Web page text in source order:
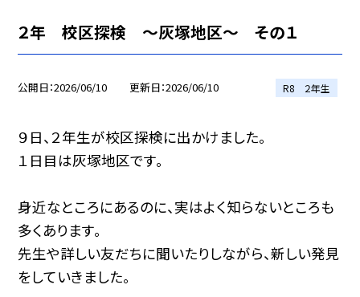
２年 校区探検 ～灰塚地区～ その１
公開日 2026/06/10 更新日 2026/06/10 R8 ２年生
９日、２年生が校区探検に出かけました。
１日目は灰塚地区です。
身近なところにあるのに、実はよく知らないところも
多くあります。
先生や詳しい友だちに聞いたりしながら、新しい発見
をしていきました。